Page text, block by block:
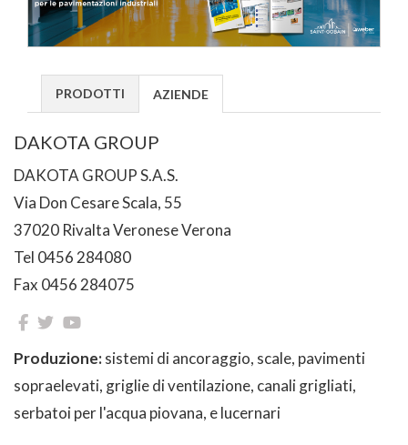
PRODOTTI AZIENDE
DAKOTA GROUP
DAKOTA GROUP S.A.S.
Via Don Cesare Scala, 55
37020 Rivalta Veronese Verona
Tel 0456 284080
Fax 0456 284075
Produzione:sistemi di ancoraggio, scale, pavimenti
sopraelevati, griglie di ventilazione, canali grigliati,
serbatoi per l'acqua piovana, e lucernari